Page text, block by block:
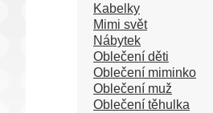
Kabelky
Mimi svět
Nábytek
Oblečení děti
Oblečení miminko
Oblečení muž
Oblečení těhulka